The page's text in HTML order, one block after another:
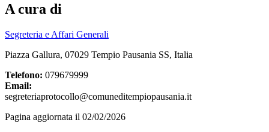
A cura di
Segreteria e Affari Generali
Piazza Gallura, 07029 Tempio Pausania SS, Italia
Telefono: 079679999
Email:
segreteriaprotocollo@comuneditempiopausania.it
Pagina aggiornata il 02/02/2026